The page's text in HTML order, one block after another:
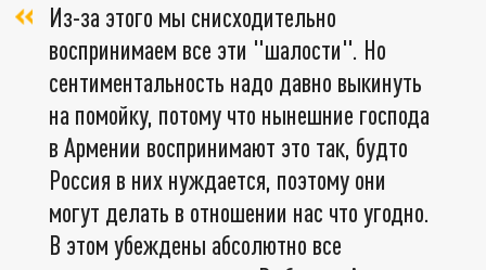
Из-за этого мы снисходительно
воспринимаем все эти "шалости". Но
сентиментальность надо давно выкинуть
на помойку, потому что нынешние господа
в Армении воспринимают это так, будто
Россия в них нуждается, поэтому они
могут делать в отношении нас что угодно.
В этом убеждены абсолютно все